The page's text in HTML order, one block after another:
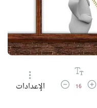
زيادة حجم الخط
16 تقليل حجم الخط
الإعدادات